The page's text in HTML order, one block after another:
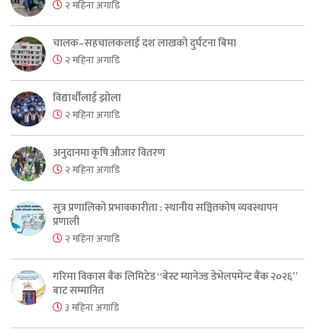
२ महिना अगाडि
चालक–सहचालकलाई दश लाखको दुर्घटना बिमा
२ महिना अगाडि
विद्यार्थीलाई झोला
२ महिना अगाडि
अनुदानमा कृषि औजार वितरण
२ महिना अगाडि
सुत्र प्रणालिको प्रभावकारीता : स्थानीय सञ्चितकोष व्यवस्थापन
प्रणाली
२ महिना अगाडि
गरिमा विकास बैंक लिमिटेड “बेस्ट म्यानेज्ड डेभेलपमेन्ट बैंक २०२६”
बाट सम्मानित
३ महिना अगाडि